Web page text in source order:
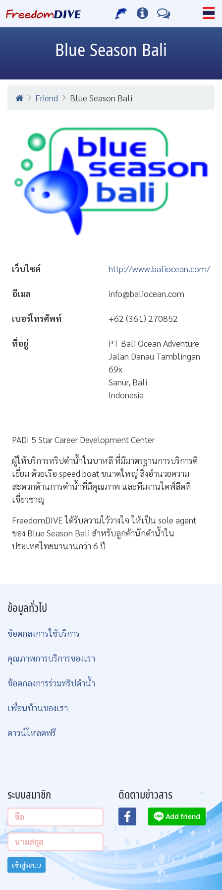
Blue Season Bali
Friend Blue Season Bali
เว็บไซต์ http://www.baliocean.com/
อีเมล info@baliocean.com
เบอร์โทรศัพท์ +62 (361) 270852
ที่อยู่
PT Bali Ocean Adventure
Jalan Danau Tamblingan
69x
Sanur, Bali
Indonesia
PADI 5 Star Career Development Center
ผู้ให้บริการทริปดำน้ำในบาหลี ที่มีมาตรฐานการบริการดี
เยี่ยม ด้วยเรือ speed boat ขนาดใหญ่ สิ่งอำนวยความ
สะดวกด้านการดำน้ำที่มีคุณภาพ และทีมงานไดฟ์ลีดที่
เชี่ยวชาญ
FreedomDIVE ได้รับความไว้วางใจ ให้เป็น sole agent
ของ Blue Season Bali สำหรับลูกค้านักดำน้ำใน
ประเทศไทยมานานกว่า 6 ปี
ข้อมูลทั่วไป
ข้อตกลงการใช้บริการ
คุณภาพการบริการของเรา
ข้อตกลงการร่วมทริปดำน้ำ
เพื่อนบ้านของเรา
ดาวน์โหลดฟรี
ระบบสมาชิก
เข้าสู่ระบบ
ติดตามข่าวสาร